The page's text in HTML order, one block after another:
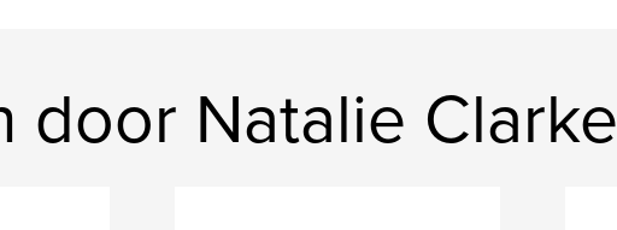
door Natalie Clarke